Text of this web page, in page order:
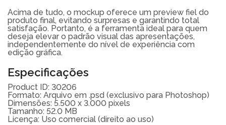
Acima de tudo, o mockup oferece um preview fiel do
produto final, evitando surpresas e garantindo total
satisfação. Portanto, é a ferramenta ideal para quem
deseja elevar o padrão visual das apresentações,
independentemente do nível de experiência com
edição gráfica.
Especificações
Product ID: 30206
Formato: Arquivo em .psd (exclusivo para Photoshop)
Dimensões: 5.500 x 3.000 pixels
Tamanho: 52.0 MB
Licença: Uso comercial (direito ao uso)